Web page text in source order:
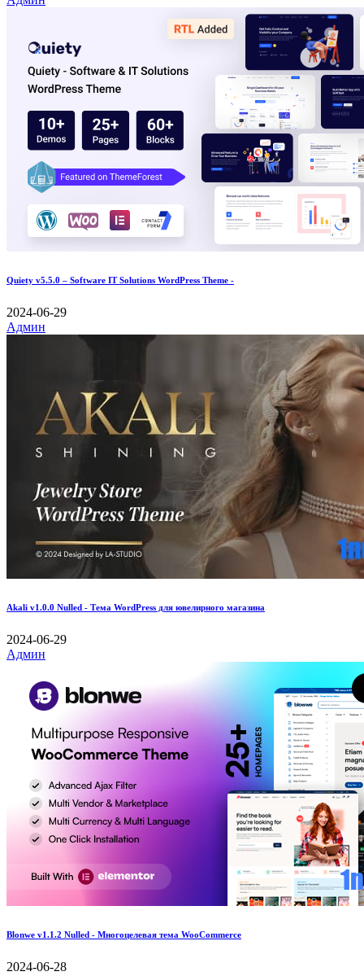
Quiety v5.5.0 – Software IT Solutions WordPress Theme -
2024-06-29
Админ
Akali v1.0.0 Nulled - Тема WordPress для ювелирного магазина
2024-06-29
Админ
Blonwe v1.1.2 Nulled - Многоцелевая тема WooCommerce
2024-06-28